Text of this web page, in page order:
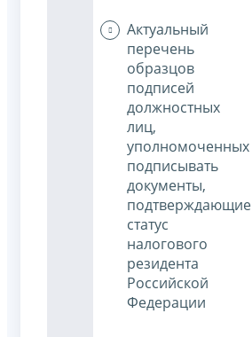
Актуальный
перечень
образцов
подписей
должностных
лиц,
уполномоченных
подписывать
документы,
подтверждающие
статус
налогового
резидента
Российской
Федерации